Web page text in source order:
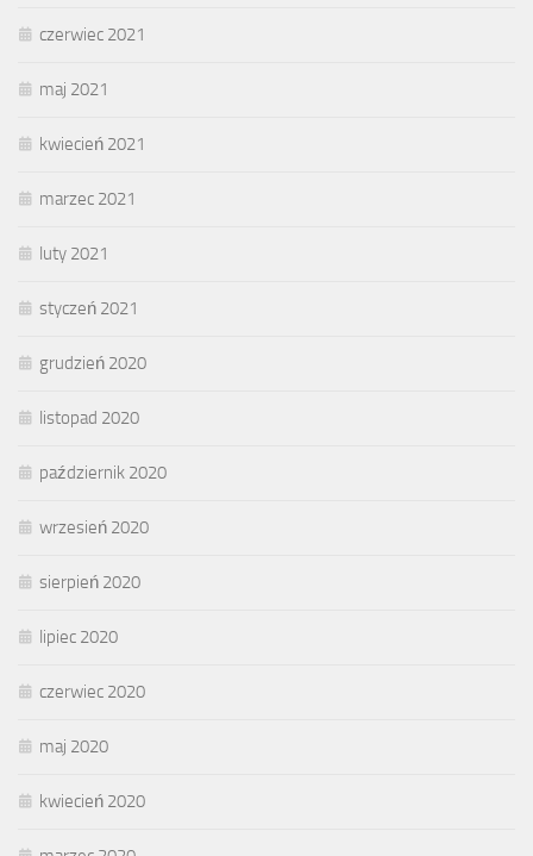
czerwiec 2021
maj 2021
kwiecień 2021
marzec 2021
luty 2021
styczeń 2021
grudzień 2020
listopad 2020
październik 2020
wrzesień 2020
sierpień 2020
lipiec 2020
czerwiec 2020
maj 2020
kwiecień 2020